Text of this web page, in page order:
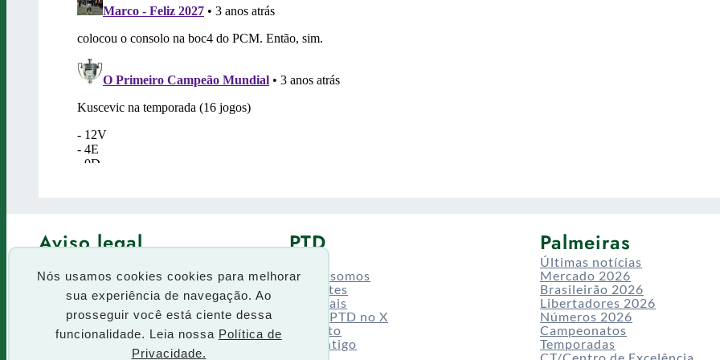
Nós usamos cookies cookies para melhorar
sua experiência de navegação. Ao
prosseguir você está ciente dessa
funcionalidade. Leia nossa Política de
Privacidade.
Aviso legal
Termos de uso
PTD
Quem somos
Enquetes
Especiais
Siga o PTD no X
Contato
Site antigo
Palmeiras
Últimas notícias
Mercado 2026
Brasileirão 2026
Libertadores 2026
Números 2026
Campeonatos
Temporadas